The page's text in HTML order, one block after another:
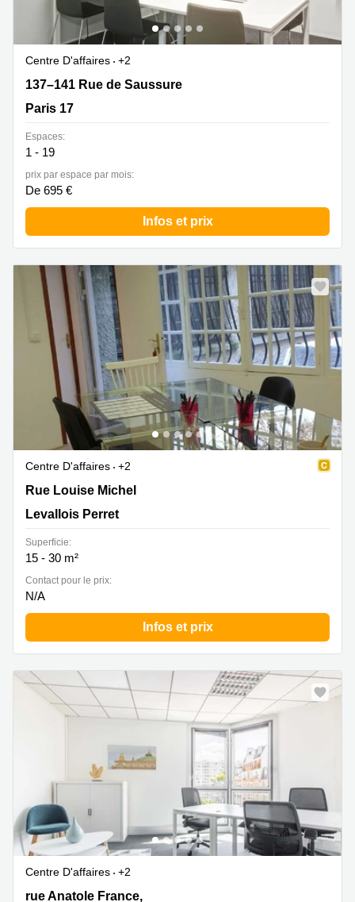
Centre D'affaires
+2
137–141 Rue de Saussure, Paris 17
137–141 Rue de Saussure
Paris 17
Espaces:
1 - 19
prix par espace par mois:
De 695 €
Infos et prix
Centre D'affaires
+2
Rue Louise Michel 69, Levallois Perret
Rue Louise Michel
Levallois Perret
Superficie:
15 - 30 m²
Contact pour le prix:
N/A
Infos et prix
Centre D'affaires
+2
105 rue Anatole France,6ème étage, Levallois Perret
rue Anatole France,